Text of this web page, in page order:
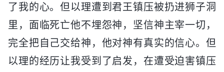
了我的心。但以理遭到君王镇压被扔进狮子洞
里，面临死亡他不埋怨神，坚信神主宰一切，
完全把自己交给神，他对神有真实的信心。但
以理的经历让我受到了启发，在遭受迫害镇压